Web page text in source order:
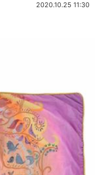
2020.10.25 11:30